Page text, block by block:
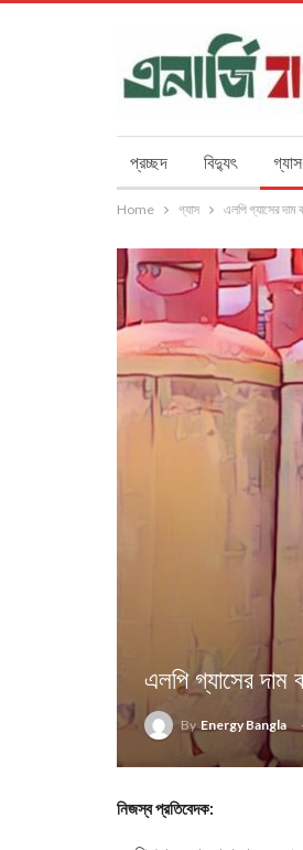
প্রচ্ছদ বিদ্যুৎ গ্যাস
Home গ্যাস এলপি গ্যাসের দাম
এলপি গ্যাসের দাম
By Energy Bangla
নিজস্ব প্রতিবেদক: